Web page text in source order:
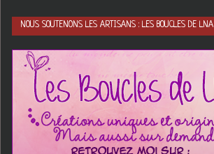
NOUS SOUTENONS LES ARTISANS : LES BOUCLES DE LNA